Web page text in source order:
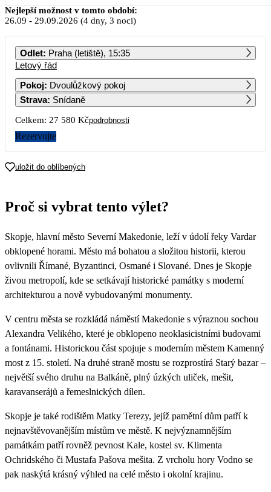
Září 2026
PO ÚT ST ČT PÁ SO NE
7
21
Nejlepší možnost v tomto období:
26.09 - 29.09.2026 (4 dny, 3 noci)
Odlet: Praha (letiště), 15:35
Letový řád
Pokoj: Dvoulůžkový pokoj
Strava: Snídaně
Celkem: 27 580 Kčpodrobnosti
Rezervujte
uložit do oblíbených
Proč si vybrat tento výlet?
Skopje, hlavní město Severní Makedonie, leží v údolí řeky Vardar
obklopené horami. Město má bohatou a složitou historii, kterou
ovlivnili Římané, Byzantinci, Osmané i Slované. Dnes je Skopje
živou metropolí, kde se setkávají historické památky s moderní
architekturou a nově vybudovanými monumenty.
V centru města se rozkládá náměstí Makedonie s výraznou sochou
Alexandra Velikého, které je obklopeno neoklasicistními budovami
a fontánami. Historickou část spojuje s moderním městem Kamenný
most z 15. století. Na druhé straně mostu se rozprostírá Starý bazar –
největší svého druhu na Balkáně, plný úzkých uliček, mešit,
karavanserájů a řemeslnických dílen.
Skopje je také rodištěm Matky Terezy, jejíž pamětní dům patří k
nejnavštěvovanějším místům ve městě. K nejvýznamnějším
památkám patří rovněž pevnost Kale, kostel sv. Klimenta
Ochridského či Mustafa Pašova mešita. Z vrcholu hory Vodno se
pak naskýtá krásný výhled na celé město i okolní krajinu.